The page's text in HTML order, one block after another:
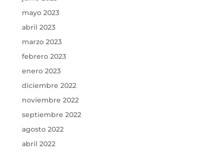
mayo 2023
abril 2023
marzo 2023
febrero 2023
enero 2023
diciembre 2022
noviembre 2022
septiembre 2022
agosto 2022
abril 2022